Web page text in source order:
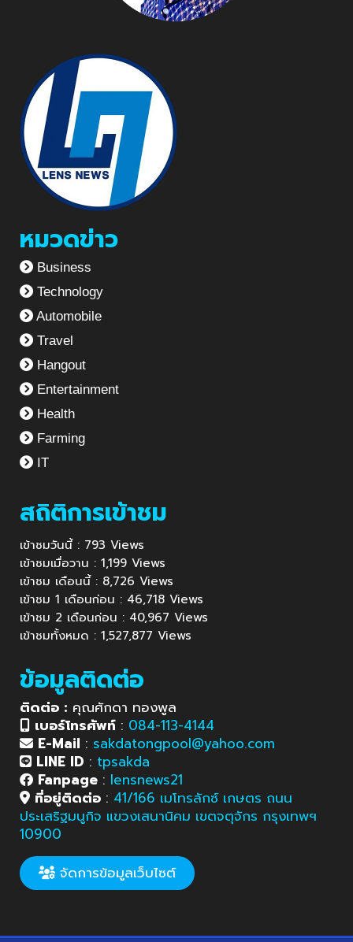
หมวดข่าว
Business
Technology
Automobile
Travel
Hangout
Entertainment
Health
Farming
IT
สถิติการเข้าชม
เข้าชมวันนี้ : 793 Views
เข้าชมเมื่อวาน : 1,199 Views
เข้าชม เดือนนี้ : 8,726 Views
เข้าชม 1 เดือนก่อน : 46,718 Views
เข้าชม 2 เดือนก่อน : 40,967 Views
เข้าชมทั้งหมด : 1,527,877 Views
ข้อมูลติดต่อ
ติดต่อ : คุณศักดา ทองพูล
เบอร์โทรศัพท์ : 084-113-4144
E-Mail : sakdatongpool@yahoo.com
LINE ID : tpsakda
Fanpage : lensnews21
ที่อยู่ติดต่อ : 41/166 เมโทรลักซ์ เกษตร ถนน
ประเสริฐมนูกิจ แขวงเสนานิคม เขตจตุจักร กรุงเทพฯ
10900
จัดการข้อมูลเว็บไซต์